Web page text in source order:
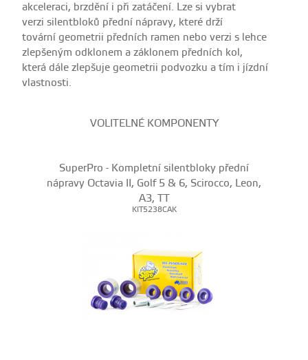
akceleraci, brzdění i při zatáčení. Lze si vybrat
verzi silentbloků přední nápravy, které drží
tovární geometrii předních ramen nebo verzi s lehce
zlepšeným odklonem a záklonem předních kol,
která dále zlepšuje geometrii podvozku a tím i jízdní
vlastnosti.
VOLITELNÉ KOMPONENTY
SuperPro - Kompletní silentbloky přední
nápravy Octavia II, Golf 5 & 6, Scirocco, Leon,
A3, TT
KIT5238CAK